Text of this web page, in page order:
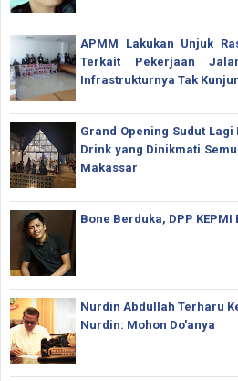
APMM Lakukan Unjuk
Terkait Pekerjaan
Infrastrukturnya Tak
Grand Opening Sudut
Drink yang Dinikmati
Makassar
Bone Berduka, DPP
Nurdin Abdullah Terharu
Nurdin: Mohon Do'anya